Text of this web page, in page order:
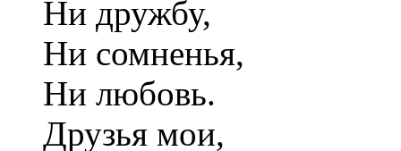
Ни дружбу,
Ни сомненья,
Ни любовь.
Друзья мои,